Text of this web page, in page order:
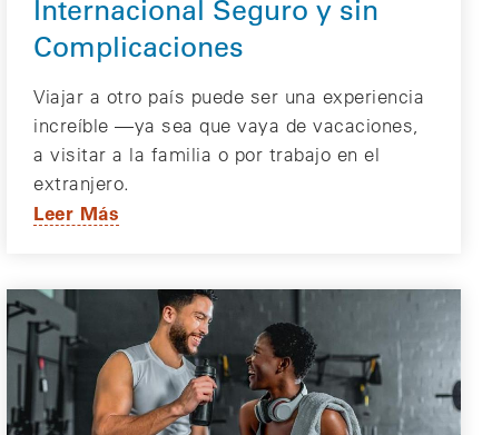
Internacional Seguro y sin
Complicaciones
Viajar a otro país puede ser una experiencia
increíble —ya sea que vaya de vacaciones,
a visitar a la familia o por trabajo en el
extranjero.
Leer Más